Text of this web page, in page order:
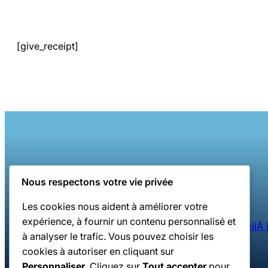
[give_receipt]
AccueilÀ
Nous respectons votre vie privée
Les cookies nous aident à améliorer votre
expérience, à fournir un contenu personnalisé et
à analyser le trafic. Vous pouvez choisir les
cookies à autoriser en cliquant sur